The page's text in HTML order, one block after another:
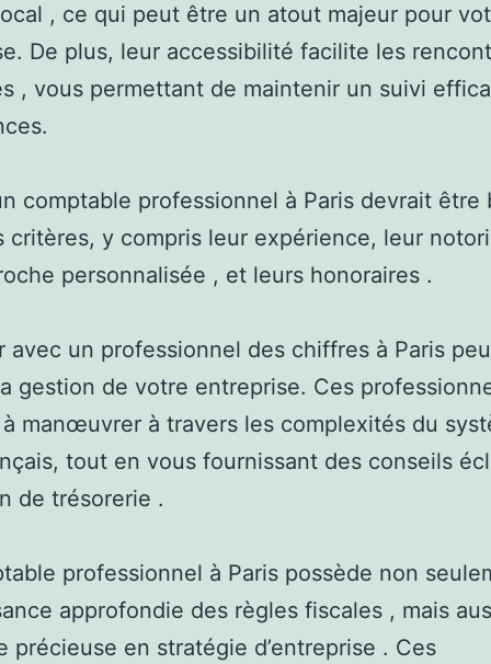
, ce qui peut être un atout majeur pour
De plus, leur accessibilité facilite les
, vous permettant de maintenir un suivi
comptable professionnel à Paris devrait être
critères, y compris leur expérience, leur
personnalisée , et leurs honoraires .
avec un professionnel des chiffres à Paris
gestion de votre entreprise. Ces
manœuvrer à travers les complexités du
tout en vous fournissant des conseils
de trésorerie .
professionnel à Paris possède non
approfondie des règles fiscales , mais
précieuse en stratégie d’entreprise . Ces